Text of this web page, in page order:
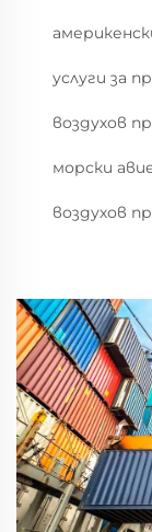
услуги за
воздухов
морски
воздухов